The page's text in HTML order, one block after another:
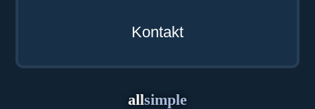
Kontakt
allsimple